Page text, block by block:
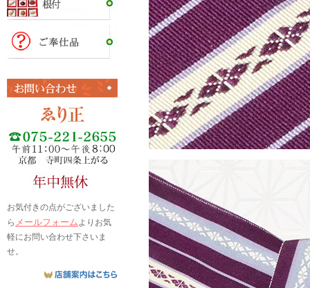
お気付きの点がございました
ら メールフォームよりお気
軽にお問い合わせ下さいま
せ。